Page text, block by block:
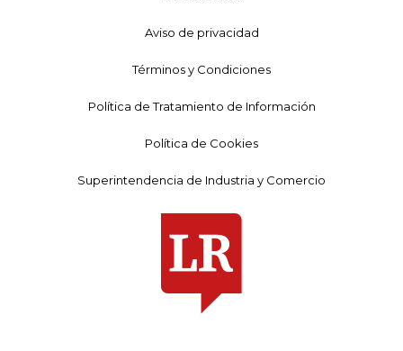
Aviso de privacidad
Términos y Condiciones
Política de Tratamiento de Información
Política de Cookies
Superintendencia de Industria y Comercio